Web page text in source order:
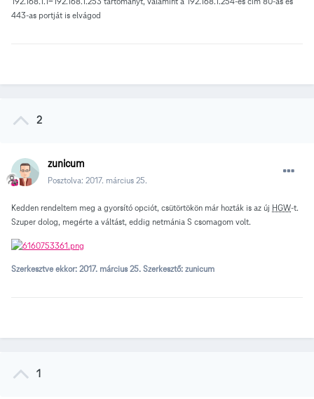
443-as portját is elvágod
2
zunicum
Posztolva: 2017. március 25.
Kedden rendeltem meg a gyorsító opciót, csütörtökön már hozták is az új HGW-t.
Szuper dolog, megérte a váltást, eddig netmánia S csomagom volt.
Szerkesztve ekkor: 2017. március 25. Szerkesztő: zunicum
1